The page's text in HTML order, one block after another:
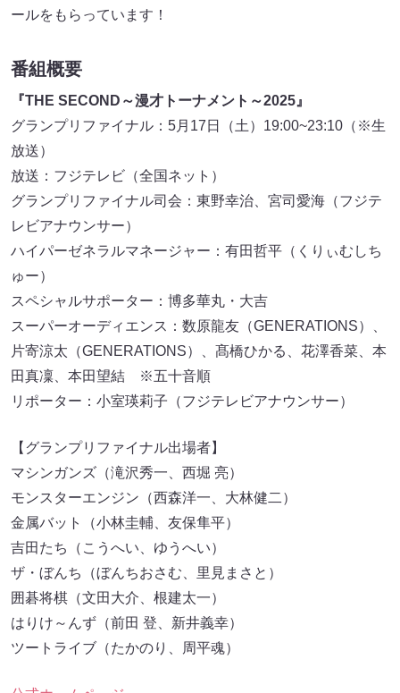
ールをもらっています！
番組概要
『THE SECOND～漫才トーナメント～2025』
グランプリファイナル：5月17日（土）19:00~23:10（※生
放送）
放送：フジテレビ（全国ネット）
グランプリファイナル司会：東野幸治、宮司愛海（フジテ
レビアナウンサー）
ハイパーゼネラルマネージャー：有田哲平（くりぃむしち
ゅー）
スペシャルサポーター：博多華丸・大吉
スーパーオーディエンス：数原龍友（GENERATIONS）、
片寄涼太（GENERATIONS）、髙橋ひかる、花澤香菜、本
田真凜、本田望結 ※五十音順
リポーター：小室瑛莉子（フジテレビアナウンサー）
【グランプリファイナル出場者】
マシンガンズ（滝沢秀一、西堀 亮）
モンスターエンジン（西森洋一、大林健二）
金属バット（小林圭輔、友保隼平）
吉田たち（こうへい、ゆうへい）
ザ・ぼんち（ぼんちおさむ、里見まさと）
囲碁将棋（文田大介、根建太一）
はりけ～んず（前田 登、新井義幸）
ツートライブ（たかのり、周平魂）